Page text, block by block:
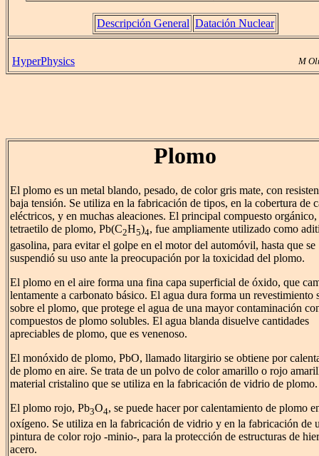
Descripción General Datación Nuclear
HyperPhysics M
Plomo
El plomo es un metal blando, pesado, de color gris mate, con
baja tensión. Se utiliza en la fabricación de tipos, en la cobertura de
eléctricos, y en muchas aleaciones. El principal compuesto orgánico,
tetraetilo de plomo, Pb(C2H5)4, fue ampliamente utilizado como
gasolina, para evitar el golpe en el motor del automóvil, hasta que se
suspendió su uso ante la preocupación por la toxicidad del plomo.
El plomo en el aire forma una fina capa superficial de óxido, que
lentamente a carbonato básico. El agua dura forma un revestimiento
sobre el plomo, que protege el agua de una mayor contaminación
compuestos de plomo solubles. El agua blanda disuelve cantidades
apreciables de plomo, que es venenoso.
El monóxido de plomo, PbO, llamado litargirio se obtiene por
de plomo en aire. Se trata de un polvo de color amarillo o rojo
material cristalino que se utiliza en la fabricación de vidrio de plomo.
El plomo rojo, Pb3O4, se puede hacer por calentamiento de plomo
oxígeno. Se utiliza en la fabricación de vidrio y en la fabricación de
pintura de color rojo -minio-, para la protección de estructuras de
acero.